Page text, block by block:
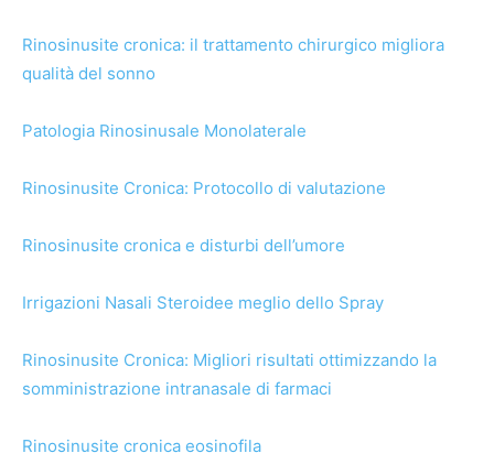
Rinosinusite cronica: il trattamento chirurgico migliora
qualità del sonno
Patologia Rinosinusale Monolaterale
Rinosinusite Cronica: Protocollo di valutazione
Rinosinusite cronica e disturbi dell’umore
Irrigazioni Nasali Steroidee meglio dello Spray
Rinosinusite Cronica: Migliori risultati ottimizzando la
somministrazione intranasale di farmaci
Rinosinusite cronica eosinofila